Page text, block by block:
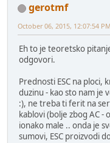
gerotmf
October 06, 2015, 12:07:54 PM
Eh to je teoretsko
odgovori.
Prednosti ESC na ploci,
duzinu - kao sto nam je
:), ne treba ti ferit na
kablovi (bolje zbog AC -
ionako male .. onda je
sumovi, ESC proizvodi